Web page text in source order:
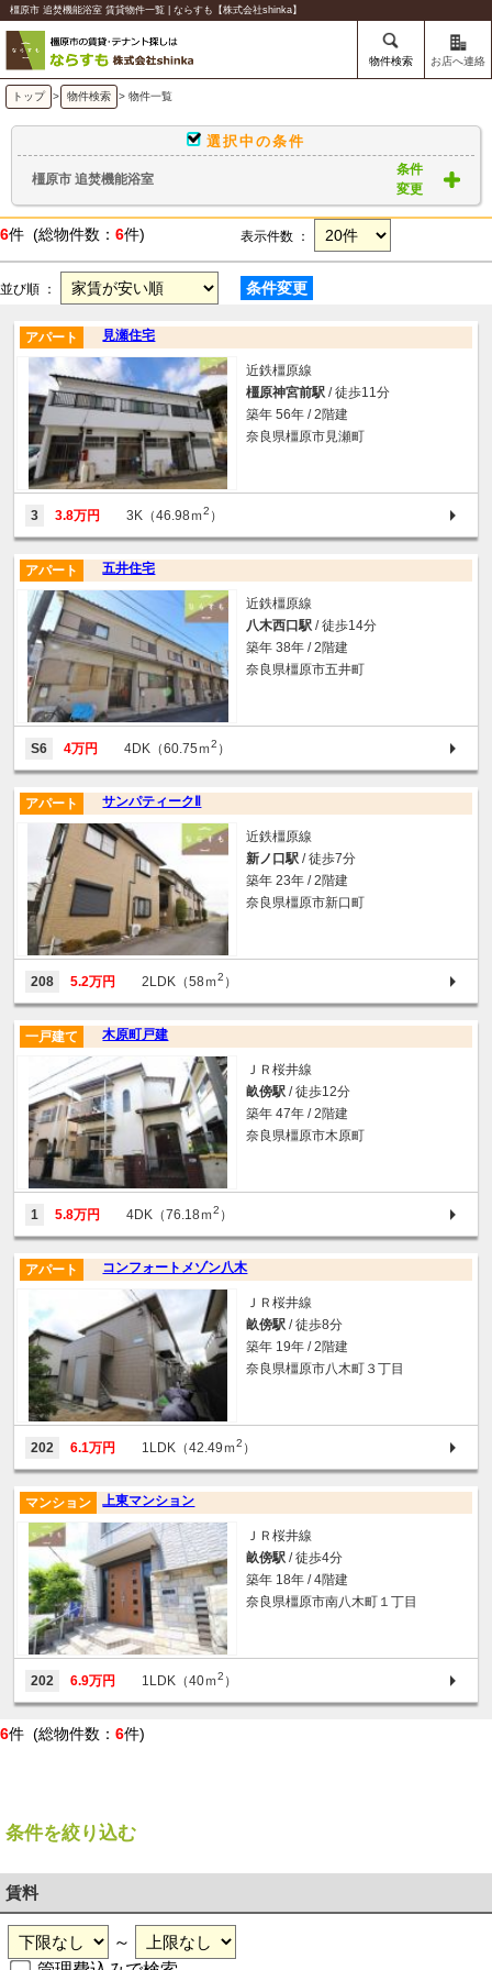
橿原市 追焚機能浴室 賃貸物件一覧 | ならすも【株式会社shinka】
物件検索 お店へ連絡
トップ > 物件検索 > 物件一覧
選択中の条件
橿原市 追焚機能浴室
条件
変更
6件 (総物件数： 6件) 表示件数 ：
並び順 ： 条件変更
見瀬住宅
アパート
近鉄橿原線
橿原神宮前駅 / 徒歩11分
築年 56年 / 2階建
奈良県橿原市見瀬町
3 3.8万円 3K（46.98ｍ2 ）
五井住宅
アパート
近鉄橿原線
八木西口駅 / 徒歩14分
築年 38年 / 2階建
奈良県橿原市五井町
S6 4万円 4DK（60.75ｍ2 ）
サンパティークⅡ
アパート
近鉄橿原線
新ノ口駅 / 徒歩7分
築年 23年 / 2階建
奈良県橿原市新口町
208 5.2万円 2LDK（58ｍ2 ）
木原町戸建
一戸建て
ＪＲ桜井線
畝傍駅 / 徒歩12分
築年 47年 / 2階建
奈良県橿原市木原町
1 5.8万円 4DK（76.18ｍ2 ）
コンフォートメゾン八木
アパート
ＪＲ桜井線
畝傍駅 / 徒歩8分
築年 19年 / 2階建
奈良県橿原市八木町３丁目
202 6.1万円 1LDK（42.49ｍ2 ）
上東マンション
マンション
ＪＲ桜井線
畝傍駅 / 徒歩4分
築年 18年 / 4階建
奈良県橿原市南八木町１丁目
202 6.9万円 1LDK（40ｍ2 ）
6件 (総物件数： 6件)
条件を絞り込む
賃料
～